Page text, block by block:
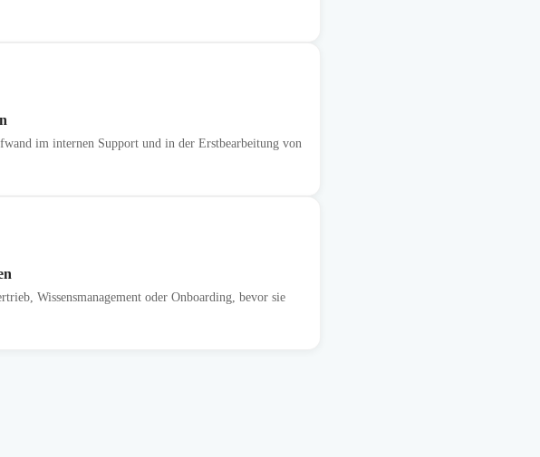
im internen Support und in der Erstbearbeitung von
Wissensmanagement oder Onboarding, bevor sie